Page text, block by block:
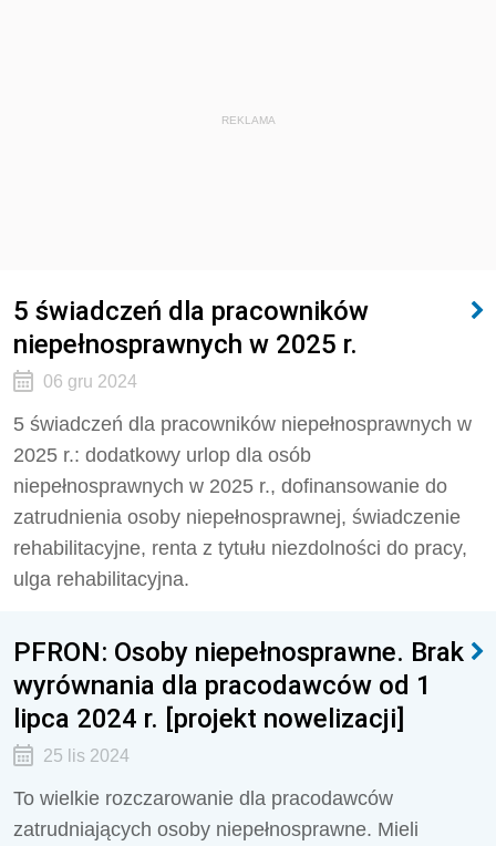
REKLAMA
5 świadczeń dla pracowników
niepełnosprawnych w 2025 r.
06 gru 2024
5 świadczeń dla pracowników niepełnosprawnych w
2025 r.: dodatkowy urlop dla osób
niepełnosprawnych w 2025 r., dofinansowanie do
zatrudnienia osoby niepełnosprawnej, świadczenie
rehabilitacyjne, renta z tytułu niezdolności do pracy,
ulga rehabilitacyjna.
PFRON: Osoby niepełnosprawne. Brak
wyrównania dla pracodawców od 1
lipca 2024 r. [projekt nowelizacji]
25 lis 2024
To wielkie rozczarowanie dla pracodawców
zatrudniających osoby niepełnosprawne. Mieli